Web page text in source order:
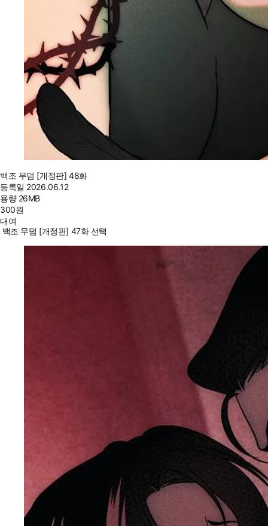
백조 무덤 [개정판] 48화
등록일 2026.06.12
용량 26MB
300원
대여
백조 무덤 [개정판] 47화 선택